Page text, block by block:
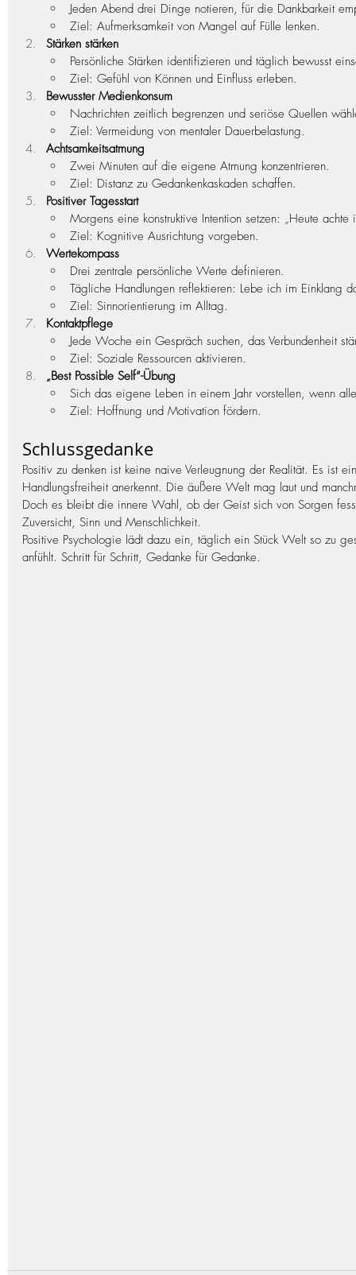
Jeden Abend drei Dinge notieren, für die Dankbarkeit
Ziel: Aufmerksamkeit von Mangel auf Fülle lenken.
Stärken stärken
Persönliche Stärken identifizieren und täglich bewusst
Ziel: Gefühl von Können und Einfluss erleben.
Bewusster Medienkonsum
Nachrichten zeitlich begrenzen und seriöse Quellen
Ziel: Vermeidung von mentaler Dauerbelastung.
Achtsamkeitsatmung
Zwei Minuten auf die eigene Atmung konzentrieren.
Ziel: Distanz zu Gedankenkaskaden schaffen.
Positiver Tagesstart
Morgens eine konstruktive Intention setzen: „Heute
Ziel: Kognitive Ausrichtung vorgeben.
Wertekompass
Drei zentrale persönliche Werte definieren.
Tägliche Handlungen reflektieren: Lebe ich im Einklang
Ziel: Sinnorientierung im Alltag.
Kontaktpflege
Jede Woche ein Gespräch suchen, das Verbundenheit
Ziel: Soziale Ressourcen aktivieren.
„Best Possible Self“-Übung
Sich das eigene Leben in einem Jahr vorstellen, wenn
Ziel: Hoffnung und Motivation fördern.
Schlussgedanke
Positiv zu denken ist keine naive Verleugnung der Realität. Es ist
Handlungsfreiheit anerkennt. Die äußere Welt mag laut und
Doch es bleibt die innere Wahl, ob der Geist sich von Sorgen
Zuversicht, Sinn und Menschlichkeit.
Positive Psychologie lädt dazu ein, täglich ein Stück Welt so zu
anfühlt. Schritt für Schritt, Gedanke für Gedanke.